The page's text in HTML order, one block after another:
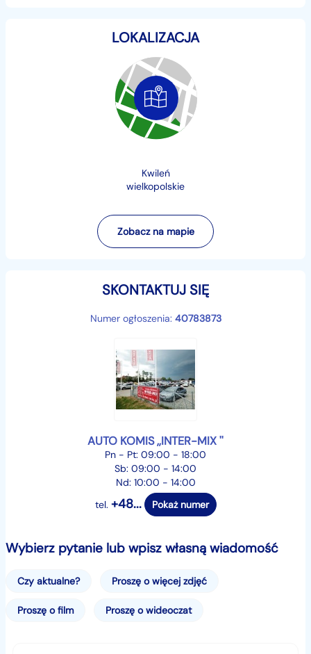
opłaty skarbowej 2%)
nasza firma znajduje się w miejscowości kwileń woj.
-93km od poznania
-260km od warszawy
-70km od gniezna
-198km od częstochowy
przed wyjazdem proszę o kontakt telefoniczny, w celu
--------------------------------------------
--------------------------------------------
----------------------------
handlową i nie stanowi oferty w myśl art. 66, § 1.
sprzedający nie odpowiada za ewentualne błędy lub
nieaktualność ogłoszenia.
zapis ten został zawarty ze względu na możliwość
drobnych ludzkich pomyłek. jeżeli zauważyłeś
nieścisłość- napisz do nas, a niezwłocznie ją
MOŻLIWOŚĆ USTALENIA INNYCH GODZIN DO
OBEJRZENIA POJAZDU PO KONTAKCIE
LOKALIZACJA
Kwileń
wielkopolskie
Zobacz na mapie
SKONTAKTUJ SIĘ
Numer ogłoszenia: 40783873
AUTO KOMIS ,,INTER-MIX ''
Pn - Pt: 09:00 - 18:00
Sb: 09:00 - 14:00
Nd: 10:00 - 14:00
tel. +48... Pokaż numer
Wybierz pytanie lub wpisz własną wiadomość
Czy aktualne? Proszę o więcej zdjęć
Proszę o film Proszę o wideoczat